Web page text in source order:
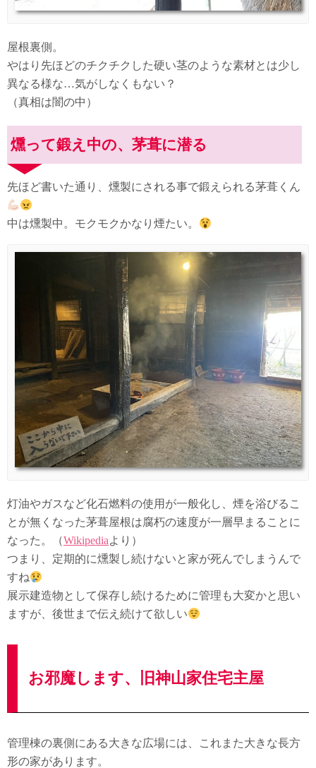
屋根裏側。
やはり先ほどのチクチクした硬い茎のような素材とは少し
異なる様な…気がしなくもない？
（真相は闇の中）
燻って鍛え中の、茅葺に潜る
先ほど書いた通り、燻製にされる事で鍛えられる茅葺くん
中は燻製中。モクモクかなり煙たい。
灯油やガスなど化石燃料の使用が一般化し、煙を浴びるこ
とが無くなった茅葺屋根は腐朽の速度が一層早まることに
なった。（Wikipediaより）
つまり、定期的に燻製し続けないと家が死んでしまうんで
すね
展示建造物として保存し続けるために管理も大変かと思い
ますが、後世まで伝え続けて欲しい
お邪魔します、旧神山家住宅主屋
管理棟の裏側にある大きな広場には、これまた大きな長方
形の家があります。